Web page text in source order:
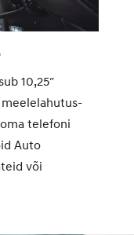
10,25″
telefoni
Auto
või